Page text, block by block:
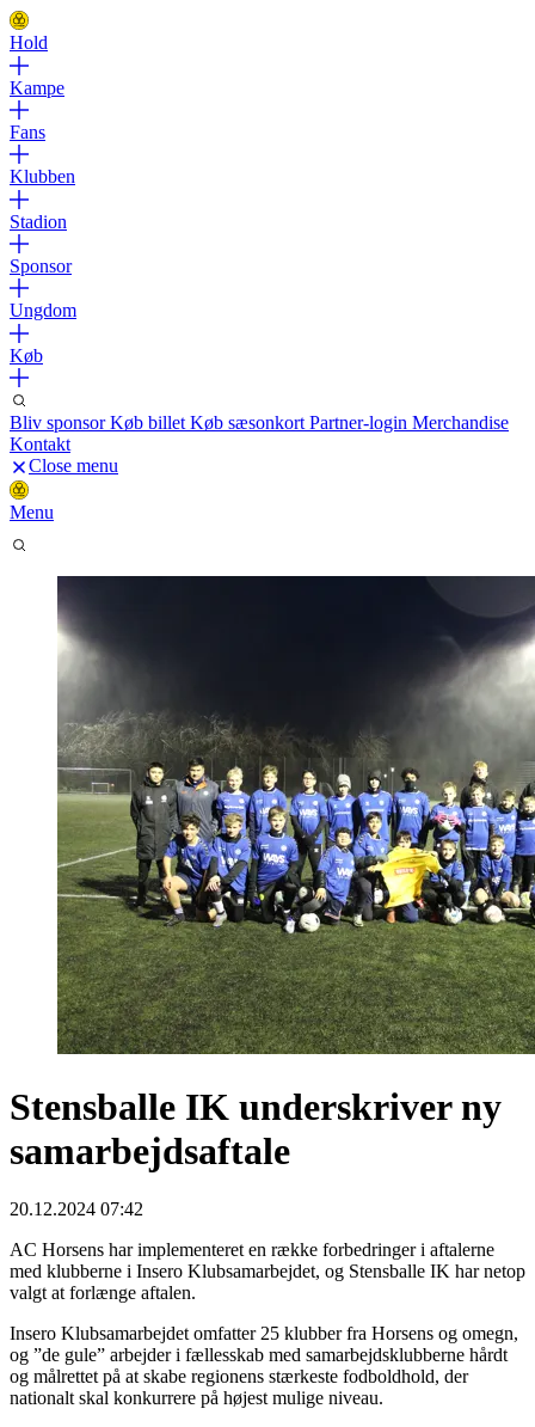
Hold
Kampe
Fans
Klubben
Stadion
Sponsor
Ungdom
Køb
Bliv sponsorKøb billet Køb sæsonkort Partner-login Merchandise
Kontakt
Close menu
Menu
Stensballe IK underskriver ny
samarbejdsaftale
20.12.2024 07:42
AC Horsens har implementeret en række forbedringer i aftalerne
med klubberne i Insero Klubsamarbejdet, og Stensballe IK har netop
valgt at forlænge aftalen.
Insero Klubsamarbejdet omfatter 25 klubber fra Horsens og omegn,
og ”de gule” arbejder i fællesskab med samarbejdsklubberne hårdt
og målrettet på at skabe regionens stærkeste fodboldhold, der
nationalt skal konkurrere på højest mulige niveau.